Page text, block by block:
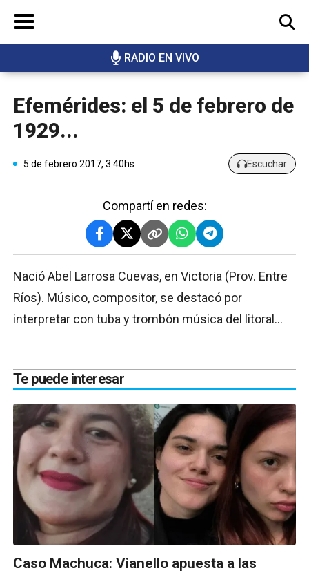
RADIO EN VIVO
BUSCAR
Efemérides: el 5 de febrero de
1929...
5 de febrero 2017, 3:40hs Escuchar
Compartí en redes:
Nació Abel Larrosa Cuevas, en Victoria (Prov. Entre
Ríos). Músico, compositor, se destacó por
interpretar con tuba y trombón música del litoral...
Te puede interesar
Caso Machuca: Vianello apuesta a las